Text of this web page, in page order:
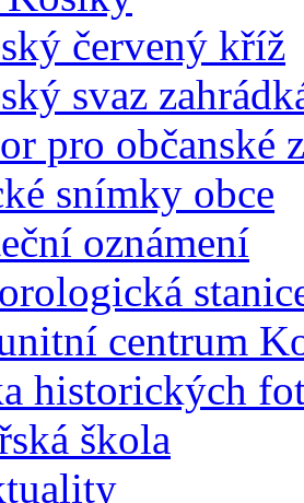
červený kříž
svaz
pro občanské
snímky obce
oznámení
centrum
historických
škola